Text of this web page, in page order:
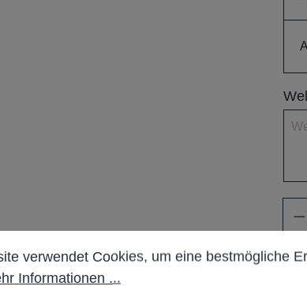
verwendet Cookies, um eine bestmögliche
verwendet Cookies, um eine bestmögliche
Informationen ...